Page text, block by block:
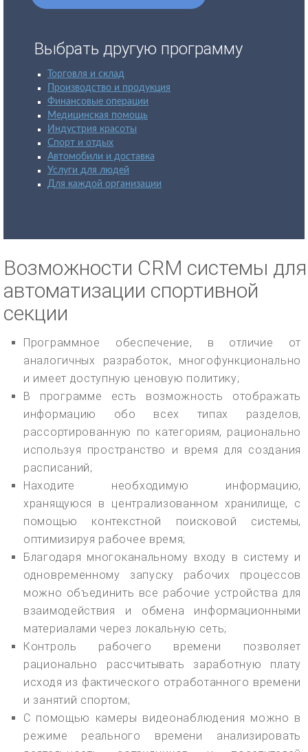
Выбрать другую программу
Торговля и склад
Производство и продукция
Финансовые операции
Медицинская помощь
Индустрия красоты
Спорт и отдых
Автомобили и доставка
Услуги для людей
Для каждой организации
Возможности CRM системы для
автоматизации спортивной
секции
Программное обеспечение, в отличие от
аналогичных разработок, многофункционально
и имеет доступную ценовую политику;
В программе есть возможность отображать
информацию обо всех типах разделов,
рассортированную по категориям, рационально
используя пространство и время для создания
расписаний;
Находите необходимую информацию,
хранящуюся в централизованном хранилище, с
помощью контекстной поисковой системы,
оптимизируя рабочее время;
Благодаря многоканальному входу в систему и
одновременному запуску рабочих процессов
можно объединить все рабочие устройства для
взаимодействия и обмена информационными
материалами через локальную сеть;
Контроль рабочего времени позволяет
рационально рассчитывать заработную плату
исходя из фактического отработанного времени
и занятий спортом;
С помощью камеры видеонаблюдения можно в
режиме реального времени анализировать